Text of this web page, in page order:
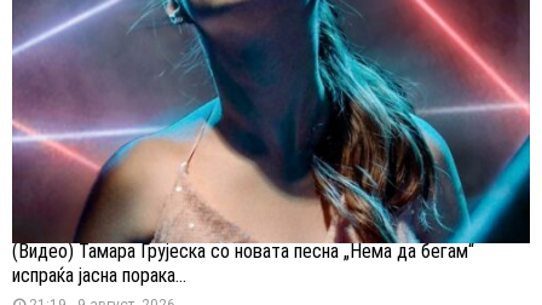
(Видео) Тамара Грујеска со новата песна „Нема да бегам“
испраќа јасна порака...